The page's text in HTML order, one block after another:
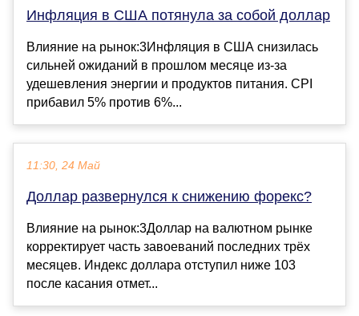
Инфляция в США потянула за собой доллар
Влияние на рынок:3Инфляция в США снизилась
сильней ожиданий в прошлом месяце из-за
удешевления энергии и продуктов питания. CPI
прибавил 5% против 6%...
11:30, 24 Май
Доллар развернулся к снижению форекс?
Влияние на рынок:3Доллар на валютном рынке
корректирует часть завоеваний последних трёх
месяцев. Индекс доллара отступил ниже 103
после касания отмет...